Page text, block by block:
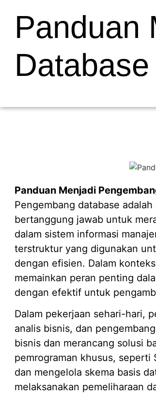
Panduan
Database
Panduan Menjadi
Pengembang database
bertanggung jawab untuk
dalam sistem informasi
terstruktur yang digunakan
dengan efisien. Dalam
memainkan peran penting
dengan efektif untuk
Dalam pekerjaan sehari-hari,
analis bisnis, dan
bisnis dan merancang solusi
pemrograman khusus, seperti
dan mengelola skema basis
melaksanakan pemeliharaan